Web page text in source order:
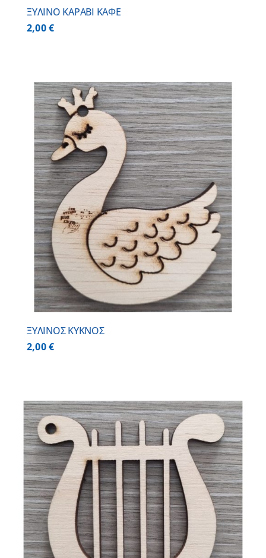
ΞΥΛΙΝΟ ΚΑΡΑΒΙ ΚΑΦΕ
2,00€
ΞΥΛΙΝΟΣ ΚΥΚΝΟΣ
2,00€